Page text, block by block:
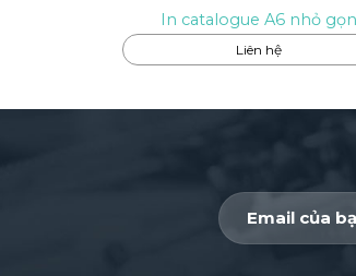
In catalogue A6 nhỏ gọn
Liên hệ